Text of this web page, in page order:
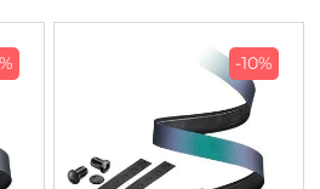
-10%